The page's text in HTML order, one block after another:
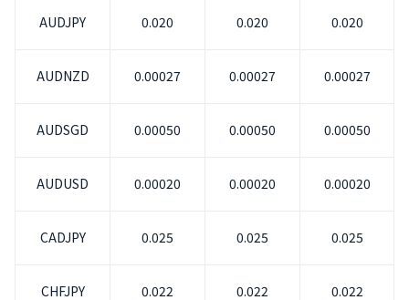
AUDJPY 0.020 0.020 0.020
AUDNZD 0.00027 0.00027 0.00027
AUDSGD 0.00050 0.00050 0.00050
AUDUSD 0.00020 0.00020 0.00020
CADJPY 0.025 0.025 0.025
CHFJPY 0.022 0.022 0.022